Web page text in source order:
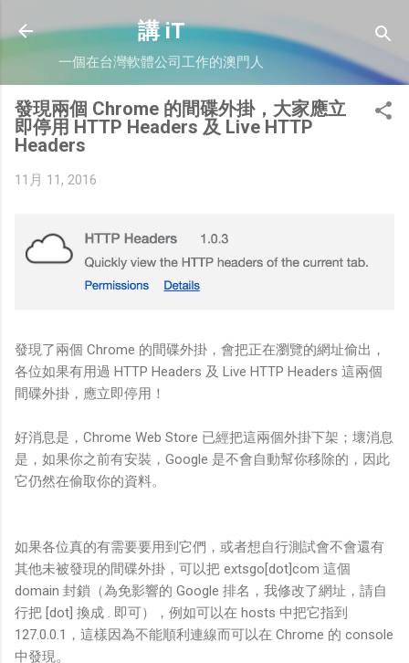
跳到主要內容
講 iT
一個在台灣軟體公司工作的澳門人
發現兩個 Chrome 的間碟外掛，大家應立
即停用 HTTP Headers 及 Live HTTP
Headers
11月 11, 2016
發現了兩個 Chrome 的間碟外掛，會把正在瀏覽的網址偷出，
各位如果有用過 HTTP Headers 及 Live HTTP Headers 這兩個
間碟外掛，應立即停用！
好消息是，Chrome Web Store 已經把這兩個外掛下架；壞消息
是，如果你之前有安裝，Google 是不會自動幫你移除的，因此
它仍然在偷取你的資料。
如果各位真的有需要要用到它們，或者想自行測試會不會還有
其他未被發現的間碟外掛，可以把 extsgo[dot]com 這個
domain 封鎖（為免影響的 Google 排名，我修改了網址，請自
行把 [dot] 換成 . 即可），例如可以在 hosts 中把它指到
127.0.0.1，這樣因為不能順利連線而可以在 Chrome 的 console
中發現。